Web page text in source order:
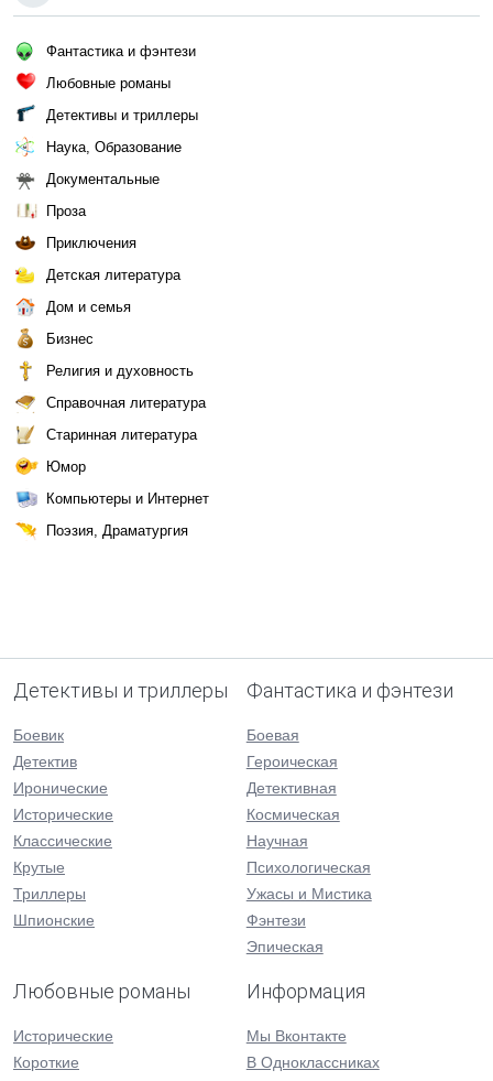
Фантастика и фэнтези
Любовные романы
Детективы и триллеры
Наука, Образование
Документальные
Проза
Приключения
Детская литература
Дом и семья
Бизнес
Религия и духовность
Справочная литература
Старинная литература
Юмор
Компьютеры и Интернет
Поэзия, Драматургия
Детективы и триллеры
Боевик
Детектив
Иронические
Исторические
Классические
Крутые
Триллеры
Шпионские
Фантастика и фэнтези
Боевая
Героическая
Детективная
Космическая
Научная
Психологическая
Ужасы и Мистика
Фэнтези
Эпическая
Любовные романы
Исторические
Короткие
Информация
Мы Вконтакте
В Одноклассниках